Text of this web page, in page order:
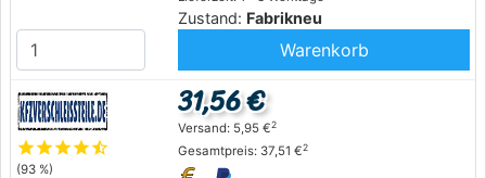
Zustand: Fabrikneu
Warenkorb
starstarstarstarstar_half
(93 %)
31,56 €
Versand: 5,95 €2
Gesamtpreis: 37,51 €2